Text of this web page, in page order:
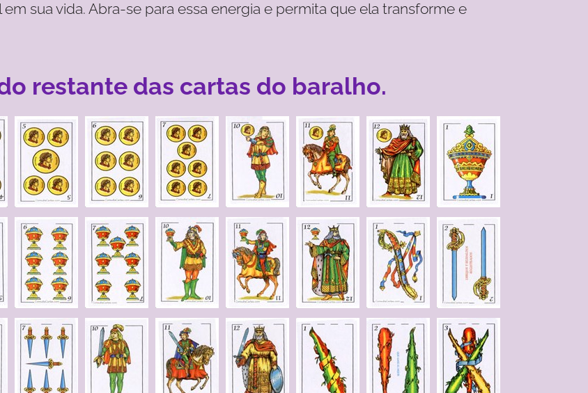
sua vida. Abra-se para essa energia e permita que ela transforme e
restante das cartas do baralho.